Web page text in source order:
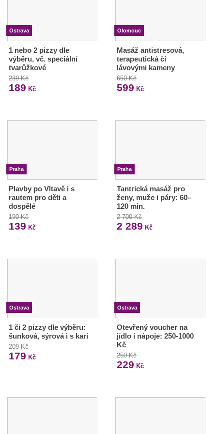
Ostrava
1 nebo 2 pizzy dle
výběru, vč. speciální
tvarůžkové
239 Kč
189 Kč
Olomouc
Masáž antistresová,
terapeutická či
lávovými kameny
650 Kč
599 Kč
Praha
Plavby po Vltavě i s
rautem pro děti a
dospělé
190 Kč
139 Kč
Praha
Tantrická masáž pro
ženy, muže i páry: 60–
120 min.
2 700 Kč
2 289 Kč
Ostrava
1 či 2 pizzy dle výběru:
šunková, sýrová i s kari
209 Kč
179 Kč
Ostrava
Otevřený voucher na
jídlo i nápoje: 250-1000
Kč
250 Kč
229 Kč